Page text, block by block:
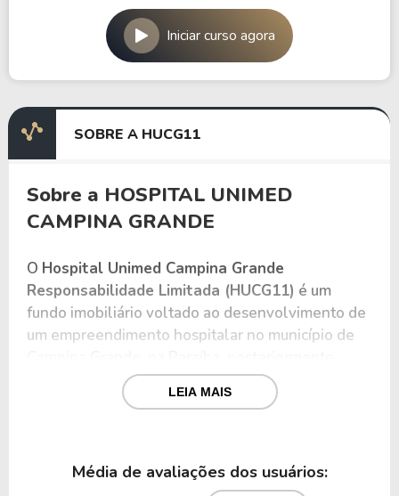
Iniciar curso agora
SOBRE A HUCG11
Sobre a HOSPITAL UNIMED
CAMPINA GRANDE
O Hospital Unimed Campina Grande
Responsabilidade Limitada (HUCG11) é um
fundo imobiliário voltado ao desenvolvimento de
um empreendimento hospitalar no município de
destinado à locação para a Unimed Campina
Grande Cooperativa de Trabalho Médico Ltda.
para Renda com Gestão Passiva, com atuação no
LEIA MAIS
Média de avaliações dos usuários: